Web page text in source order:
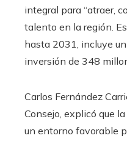
integral para “atraer,
talento en la región.
hasta 2031, incluye
inversión de 348
Carlos Fernández
Consejo, explicó que
un entorno favorable